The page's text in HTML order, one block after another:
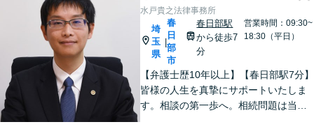
水戸貴之法律事務所
埼
玉
県
|
春
日
部
市
春日部駅
から徒歩7
分
営業時間：09:30~
18:30（平日）
【弁護士歴10年以上】【春日部駅7分】
皆様の人生を真摯にサポートいたしま
す。相談の第一歩へ。相続問題は当事